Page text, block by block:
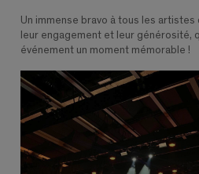
Un immense bravo à tous les
leur engagement et leur générosité,
événement un moment mémorable !